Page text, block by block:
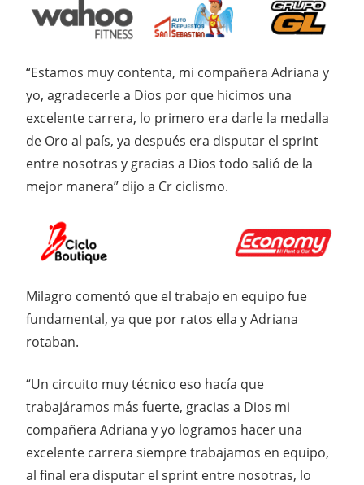
“Estamos muy contenta, mi compañera Adriana y
yo, agradecerle a Dios por que hicimos una
excelente carrera, lo primero era darle la medalla
de Oro al país, ya después era disputar el sprint
entre nosotras y gracias a Dios todo salió de la
mejor manera” dijo a Cr ciclismo.
Milagro comentó que el trabajo en equipo fue
fundamental, ya que por ratos ella y Adriana
rotaban.
“Un circuito muy técnico eso hacía que
trabajáramos más fuerte, gracias a Dios mi
compañera Adriana y yo logramos hacer una
excelente carrera siempre trabajamos en equipo,
al final era disputar el sprint entre nosotras, lo